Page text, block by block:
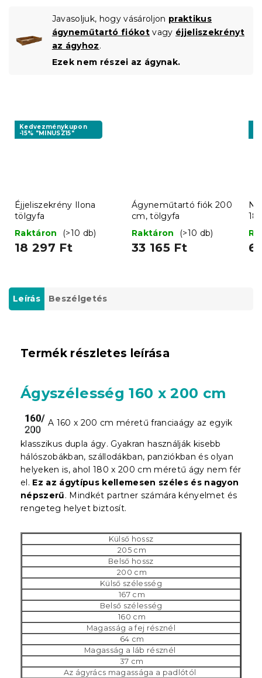
Javasoljuk, hogy vásároljon praktikus
ágyneműtartó fiókot vagy éjjeliszekrényt
az ágyhoz.
Ezek nem részei az ágynak.
Kedvezménykupon
-15% "MINUSZ15"
Éjjeliszekrény Ilona
tölgyfa
Raktáron
(>10 db)
18 297 Ft
Ágyneműtartó fiók 200
cm, tölgyfa
Raktáron
(>10 db)
33 165 Ft
Leírás Beszélgetés
Termék részletes leírása
Ágyszélesség 160 x 200 cm
A 160 x 200 cm méretű franciaágy az egyik
klasszikus dupla ágy. Gyakran használják kisebb
hálószobákban, szállodákban, panziókban és olyan
helyeken is, ahol 180 x 200 cm méretű ágy nem fér
el. Ez az ágytípus kellemesen széles és nagyon
népszerű. Mindkét partner számára kényelmet és
rengeteg helyet biztosít.
Külső hossz
205 cm
Belső hossz
200 cm
Külső szélesség
167 cm
Belső szélesség
160 cm
Magasság a fej résznél
64 cm
Magasság a láb résznél
37 cm
Az ágyrács magassága a padlótól